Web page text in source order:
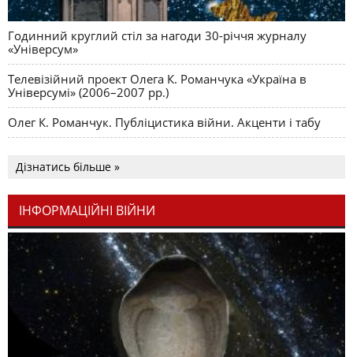
Годинний круглий стіл за нагоди 30-річчя журналу
«Універсум»
Телевізійний проект Олега К. Романчука «Україна в
Універсумі» (2006–2007 рр.)
Олег К. Романчук. Публіцистика війни. Акценти і табу
Дізнатись більше »
ІНФОРМАЦІЙНІ ВІЙНИ